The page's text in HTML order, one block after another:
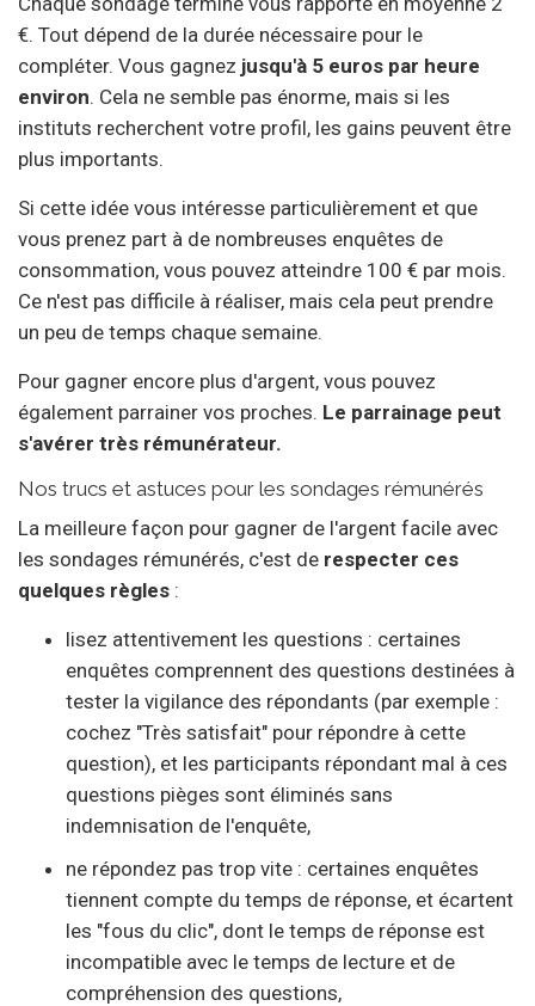
€. Tout dépend de la durée nécessaire pour le
compléter. Vous gagnez jusqu'à 5 euros par heure
environ. Cela ne semble pas énorme, mais si les
instituts recherchent votre profil, les gains peuvent être
plus importants.
Si cette idée vous intéresse particulièrement et que
vous prenez part à de nombreuses enquêtes de
consommation, vous pouvez atteindre 100 € par mois.
Ce n'est pas difficile à réaliser, mais cela peut prendre
un peu de temps chaque semaine.
Pour gagner encore plus d'argent, vous pouvez
également parrainer vos proches. Le parrainage peut
s'avérer très rémunérateur.
Nos trucs et astuces pour les sondages rémunérés
La meilleure façon pour gagner de l'argent facile avec
les sondages rémunérés, c'est de respecter ces
quelques règles :
lisez attentivement les questions : certaines
enquêtes comprennent des questions destinées à
tester la vigilance des répondants (par exemple :
cochez "Très satisfait" pour répondre à cette
question), et les participants répondant mal à ces
questions pièges sont éliminés sans
indemnisation de l'enquête,
ne répondez pas trop vite : certaines enquêtes
tiennent compte du temps de réponse, et écartent
les "fous du clic", dont le temps de réponse est
incompatible avec le temps de lecture et de
compréhension des questions,